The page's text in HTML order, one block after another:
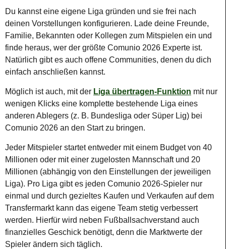
Du kannst eine eigene Liga gründen und sie frei nach
deinen Vorstellungen konfigurieren. Lade deine Freunde,
Familie, Bekannten oder Kollegen zum Mitspielen ein und
finde heraus, wer der größte Comunio 2026 Experte ist.
Natürlich gibt es auch offene Communities, denen du dich
einfach anschließen kannst.
Möglich ist auch, mit der Liga übertragen-Funktion mit nur
wenigen Klicks eine komplette bestehende Liga eines
anderen Ablegers (z. B. Bundesliga oder Süper Lig) bei
Comunio 2026 an den Start zu bringen.
Jeder Mitspieler startet entweder mit einem Budget von 40
Millionen oder mit einer zugelosten Mannschaft und 20
Millionen (abhängig von den Einstellungen der jeweiligen
Liga). Pro Liga gibt es jeden Comunio 2026-Spieler nur
einmal und durch gezieltes Kaufen und Verkaufen auf dem
Transfermarkt kann das eigene Team stetig verbessert
werden. Hierfür wird neben Fußballsachverstand auch
finanzielles Geschick benötigt, denn die Marktwerte der
Spieler ändern sich täglich.